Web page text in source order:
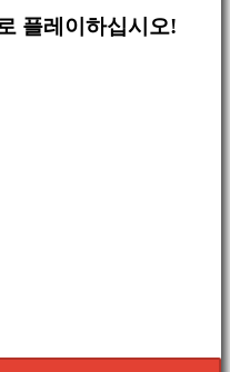
플레이하십시오!